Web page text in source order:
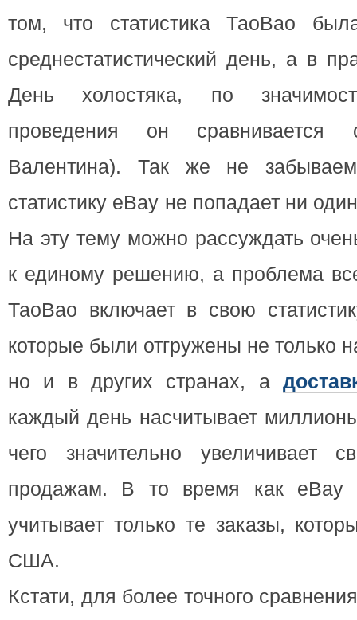
том, что статистика ТаоВао
среднестатистический день, а в
День холостяка, по
проведения он
Валентина). Так же не
статистику еВау не попадает ни
На эту тему можно рассуждать
к единому решению, а проблема
ТаоВао включает в свою
которые были отгружены не только
но и в других странах, а
каждый день насчитывает
чего значительно увеличивает
продажам. В то время как еВау
учитывает только те заказы,
США.
Кстати, для более точного